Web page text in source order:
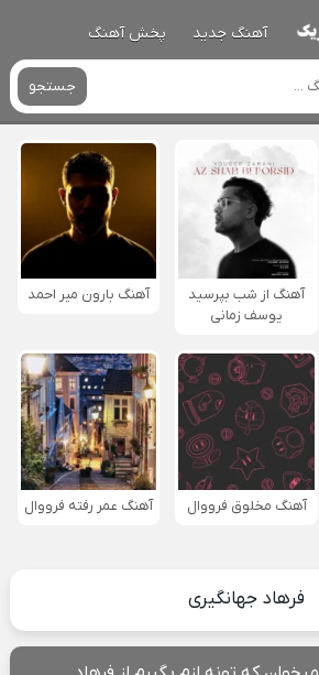
آهنگ جدید پخش آهنگ
جستجو
آهنگ از شب بپرسید
یوسف زمانی
آهنگ بارون میر احمد
آهنگ مخلوق فرووال آهنگ عمر رفته فرووال
فرهاد جهانگیری